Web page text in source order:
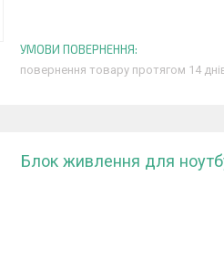
повернення товару протягом 14
Блок живлення для